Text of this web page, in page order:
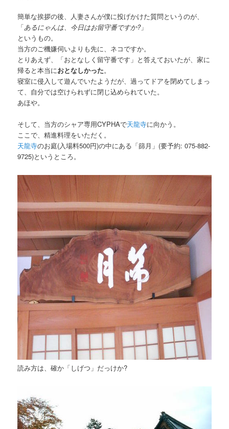
簡単な挨拶の後、人妻さんが僕に投げかけた質問というのが、
「あるにゃんは、今日はお留守番ですか?」
というもの。
当方のご機嫌伺いよりも先に、ネコですか。
とりあえず、「おとなしく留守番です」と答えておいたが、家に
帰ると本当におとなしかった。
寝室に侵入して遊んでいたようだが、過ってドアを閉めてしまっ
て、自分では空けられずに閉じ込められていた。
あほや。
そして、当方のシャア専用CYPHAで天龍寺に向かう。
ここで、精進料理をいただく。
天龍寺のお庭(入場料500円)の中にある「篩月」(要予約: 075-882-
9725)というところ。
読み方は、確か「しげつ」だっけか?